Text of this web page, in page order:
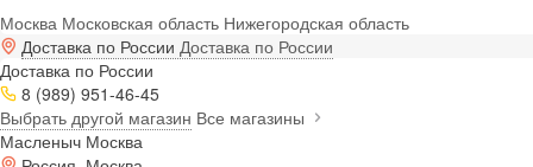
Москва Московская область Нижегородская область
Доставка по России Доставка по России
Доставка по России
8 (989) 951-46-45
Выбрать другой магазин Все магазины
Масленыч Москва